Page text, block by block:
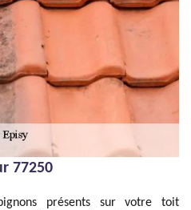
77250
présents sur votre toit